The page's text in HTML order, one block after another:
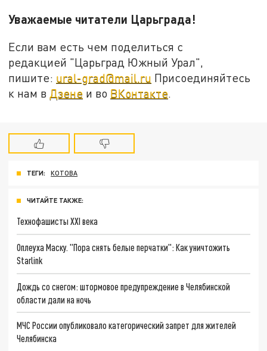
Уважаемые читатели Царьграда!
Если вам есть чем поделиться с
редакцией "Царьград Южный Урал",
пишите: ural-grad@mail.ru Присоединяйтесь
к нам в Дзене и во ВКонтакте.
ТЕГИ: КОТОВА
ЧИТАЙТЕ ТАКЖЕ:
Технофашисты XXI века
Оплеуха Маску. "Пора снять белые перчатки": Как уничтожить
Starlink
Дождь со снегом: штормовое предупреждение в Челябинской
области дали на ночь
МЧС России опубликовало категорический запрет для жителей
Челябинска